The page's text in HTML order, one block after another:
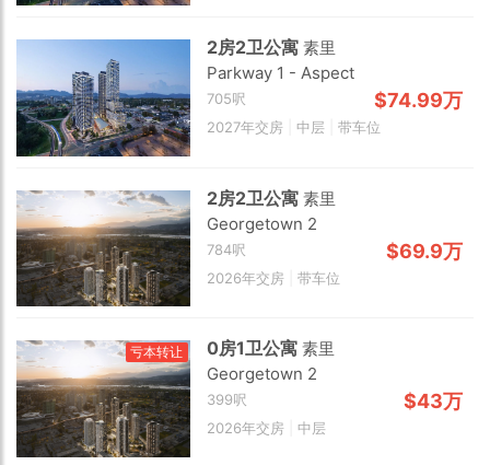
2 km
2房2卫公寓素里
Parkway 1 - Aspect
705呎 $74.99万
2027年交房 中层 带车位
2房2卫公寓素里
Georgetown 2
784呎 $69.9万
2026年交房 带车位
亏本转让 0房1卫公寓素里
Georgetown 2
399呎 $43万
2026年交房 中层